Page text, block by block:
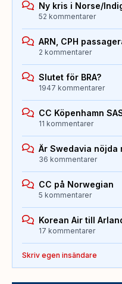
Ny kris i Norse/
52 kommentarer
ARN, CPH
2 kommentarer
Slutet för BRA?
1947 kommentarer
CC Köpenhamn
11 kommentarer
Är Swedavia nöjda
36 kommentarer
CC på Norwegian
5 kommentarer
Korean Air till
17 kommentarer
Skriv egen insändare